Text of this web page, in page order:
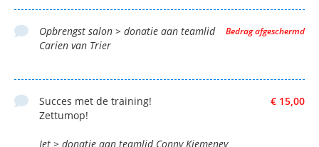
Bedrag afgeschermd
Opbrengst salon > donatie aan teamlid
Carien van Trier
€ 15,00
Succes met de training!
Zettumop!
Jet > donatie aan teamlid Conny Kiemeney